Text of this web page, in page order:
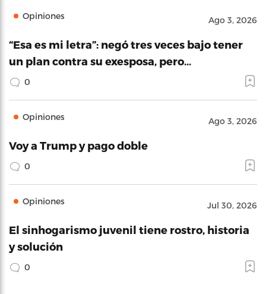
Opiniones Ago 3, 2026
“Esa es mi letra”: negó tres veces bajo tener
un plan contra su exesposa, pero…
0
Opiniones Ago 3, 2026
Voy a Trump y pago doble
0
Opiniones Jul 30, 2026
El sinhogarismo juvenil tiene rostro, historia
y solución
0